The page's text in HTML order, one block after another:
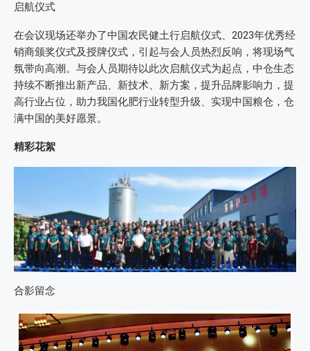
启航仪式
在会议现场还举办了中国农民健土行启航仪式、2023年优秀经
销商颁奖仪式及授牌仪式，引起与会人员热烈反响，将现场气
氛带向高潮。与会人员期待以此次启航仪式为起点，中仓生态
持续不断推出新产品、新技术、新方案，提升品牌影响力，提
高行业占位，助力我国化肥行业转型升级、实现中国粮仓，仓
满中国的美好愿景。
精彩花絮
合影留念